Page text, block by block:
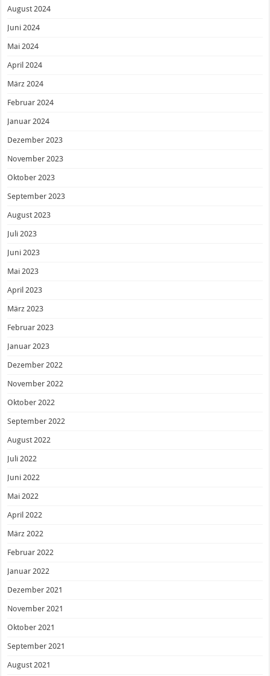
August 2024
Juni 2024
Mai 2024
April 2024
März 2024
Februar 2024
Januar 2024
Dezember 2023
November 2023
Oktober 2023
September 2023
August 2023
Juli 2023
Juni 2023
Mai 2023
April 2023
März 2023
Februar 2023
Januar 2023
Dezember 2022
November 2022
Oktober 2022
September 2022
August 2022
Juli 2022
Juni 2022
Mai 2022
April 2022
März 2022
Februar 2022
Januar 2022
Dezember 2021
November 2021
Oktober 2021
September 2021
August 2021